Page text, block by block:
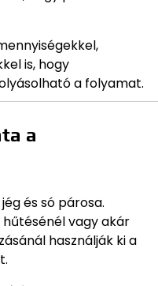
is, hogy
a folyamat.
a
és só párosa.
vagy akár
használják ki a